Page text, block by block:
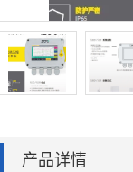
产品详情